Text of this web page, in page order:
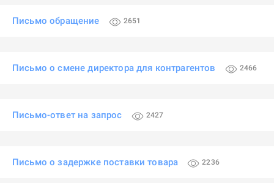
Письмо обращение 2651
Письмо о смене директора для контрагентов 2466
Письмо-ответ на запрос 2427
Письмо о задержке поставки товара 2236